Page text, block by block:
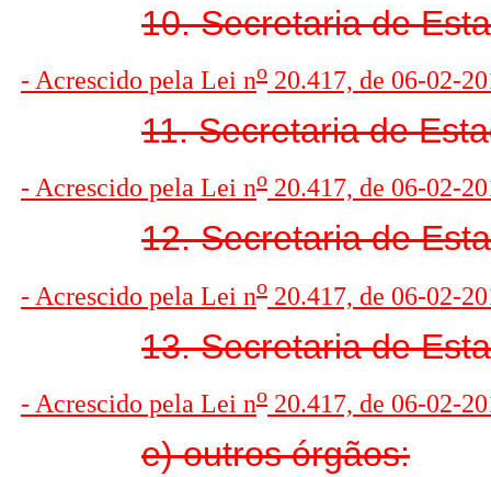
10. Secretaria de
- Acrescido pela Lei no 20.417, de 06-02-
11. Secretaria de
- Acrescido pela Lei no 20.417, de 06-02-
12. Secretaria de
- Acrescido pela Lei no 20.417, de 06-02-
13. Secretaria de
- Acrescido pela Lei no 20.417, de 06-02-
e) outros órgãos: